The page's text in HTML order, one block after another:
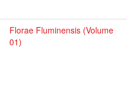
Florae Fluminensis (Volume
01)